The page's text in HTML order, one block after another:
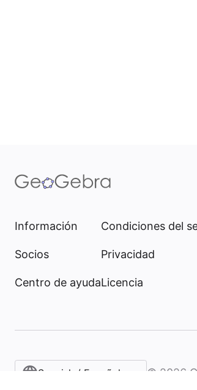
Información
Socios
Centro de ayuda
Condiciones del
Privacidad
Licencia
Spanish / Español (internacional)
© 2026